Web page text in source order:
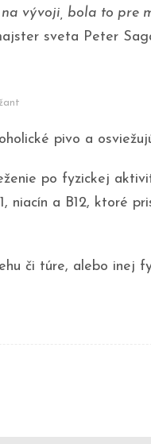
vývoji, bola to pre
sveta Peter
pivo a
po fyzickej
niacín a B12, ktoré
či túre, alebo inej